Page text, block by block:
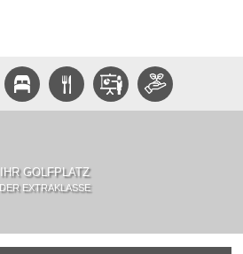
IHR GOLFPLATZ
DER EXTRAKLASSE